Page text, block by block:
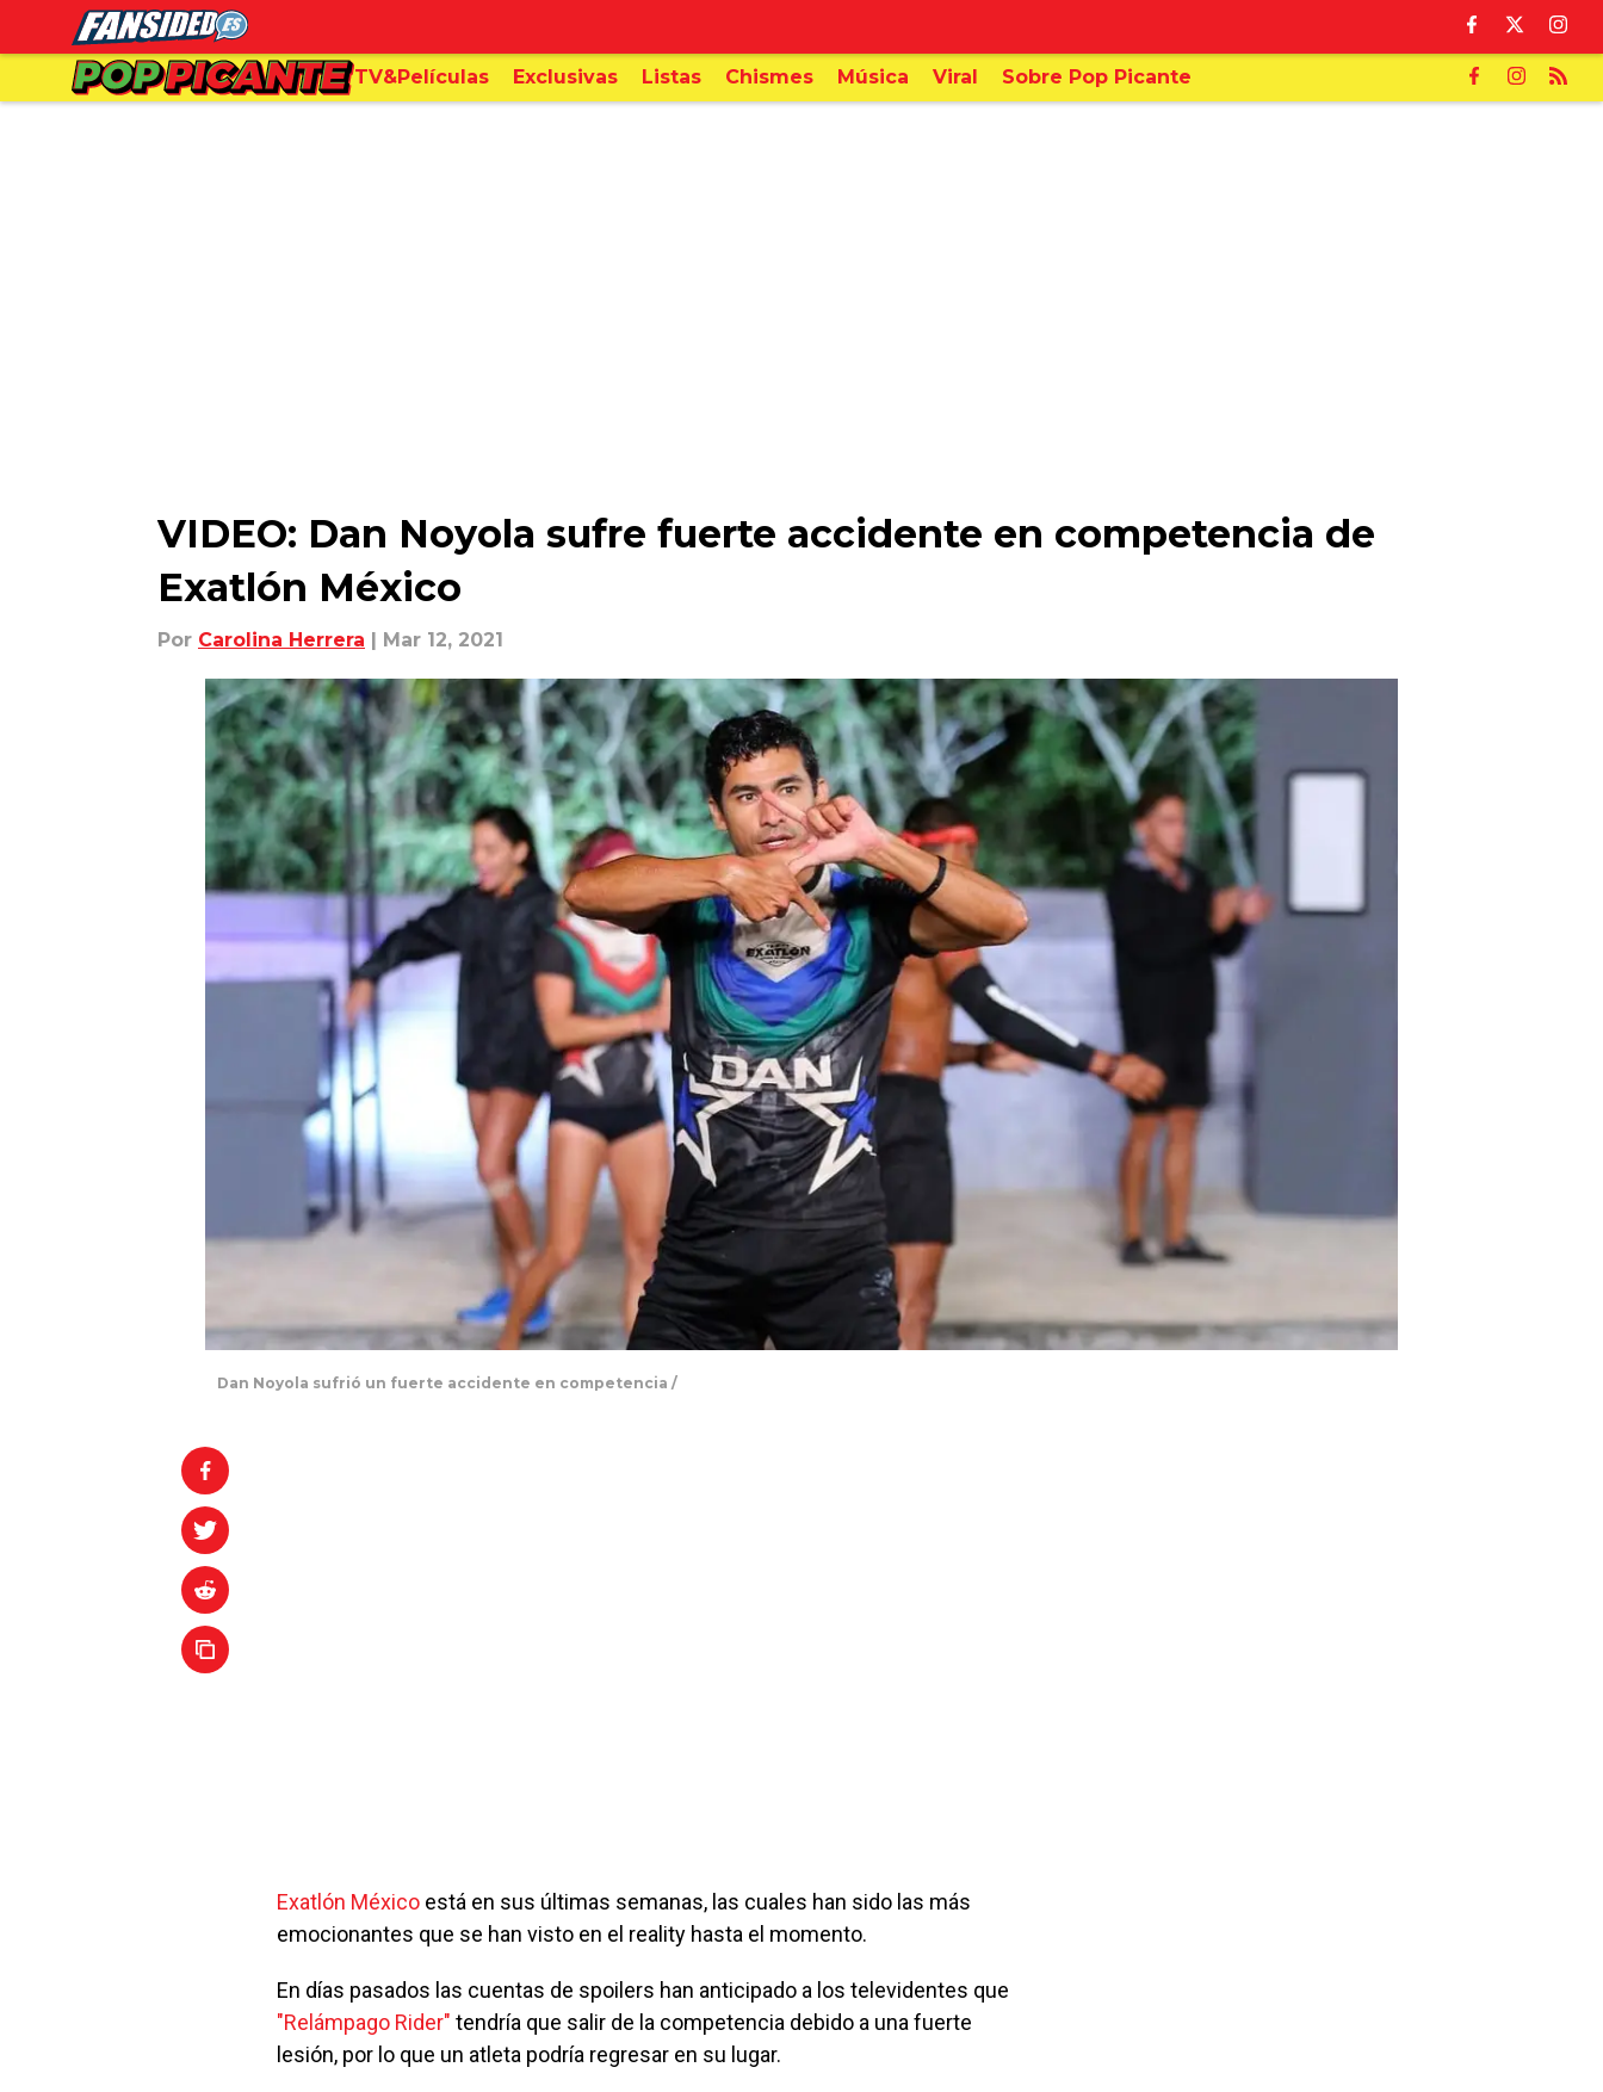
TV&Películas Exclusivas Listas Chismes Música Viral Sobre Pop Picante
VIDEO: Dan Noyola sufre fuerte accidente en competencia de
Exatlón México
Por Carolina Herrera | Mar 12, 2021
Dan Noyola sufrió un fuerte accidente en competencia /
Exatlón México está en sus últimas semanas, las cuales han sido las más
emocionantes que se han visto en el reality hasta el momento.
En días pasados las cuentas de spoilers han anticipado a los televidentes que
"Relámpago Rider" tendría que salir de la competencia debido a una fuerte
lesión, por lo que un atleta podría regresar en su lugar.